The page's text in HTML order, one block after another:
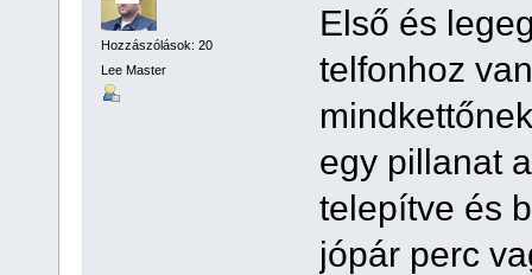
Hozzászólások: 20
Lee Master
Első és
telfonhoz
egy pillanat
telepítve és
jópár perc